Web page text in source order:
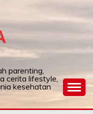
parenting,
cerita lifestyle,
kesehatan